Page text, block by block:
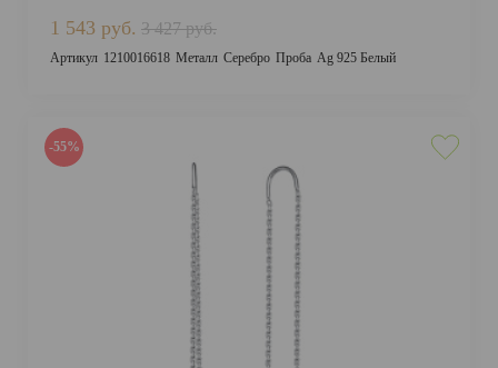
1 543 руб. 3 427 руб.
Артикул 1210016618 Металл Серебро Проба Ag 925 Белый
-55%